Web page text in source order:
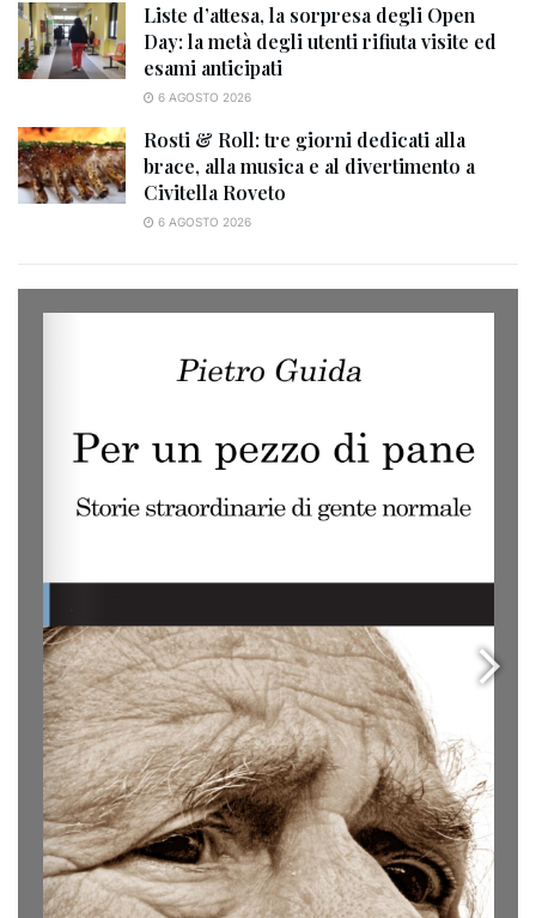
Liste d’attesa, la sorpresa degli Open
Day: la metà degli utenti rifiuta visite ed
esami anticipati
6 AGOSTO 2026
Rosti & Roll: tre giorni dedicati alla
brace, alla musica e al divertimento a
Civitella Roveto
6 AGOSTO 2026